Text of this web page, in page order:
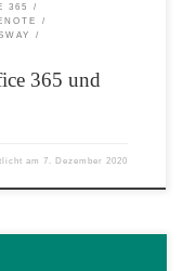
365
365 und
am7. Dezember 2020